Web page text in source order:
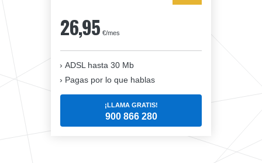
26,95 €/mes
ADSL hasta 30 Mb
Pagas por lo que hablas
¡LLAMA GRATIS!
900 866 280